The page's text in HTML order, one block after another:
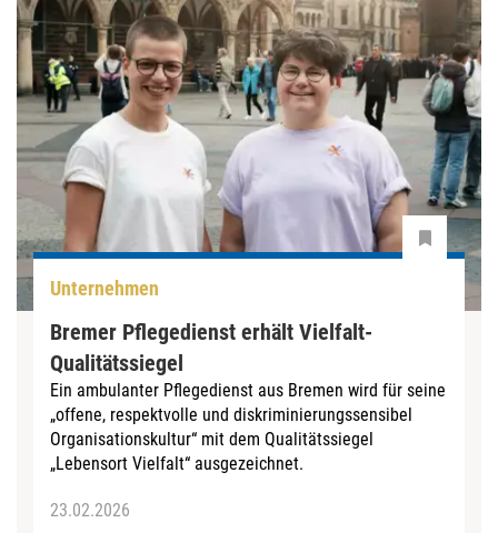
Unternehmen
Bremer Pflegedienst erhält Vielfalt-
Qualitätssiegel
Ein ambulanter Pflegedienst aus Bremen wird für seine
„offene, respektvolle und diskriminierungssensibel
Organisationskultur“ mit dem Qualitätssiegel
„Lebensort Vielfalt“ ausgezeichnet.
23.02.2026